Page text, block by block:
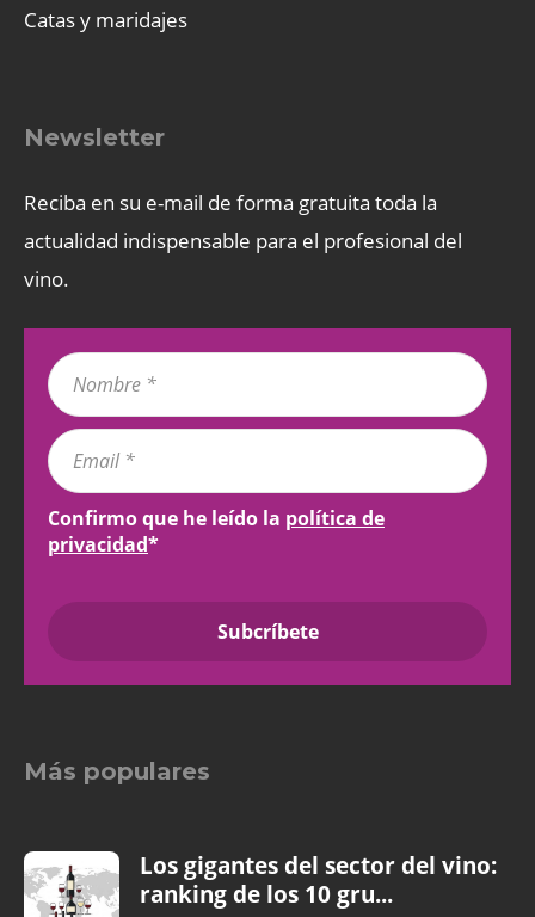
Catas y maridajes
Newsletter
Reciba en su e-mail de forma gratuita toda la
actualidad indispensable para el profesional del
vino.
Confirmo que he leído la política de
privacidad*
Más populares
Los gigantes del sector del vino:
ranking de los 10 gru...